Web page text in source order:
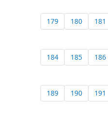
179 180 181
184 185 186
189 190 191